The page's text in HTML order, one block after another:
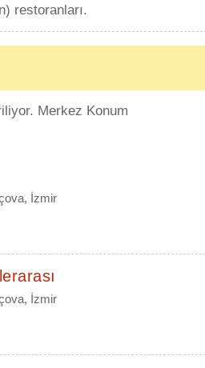
restoranları.
Merkez Konum
İzmir
İzmir